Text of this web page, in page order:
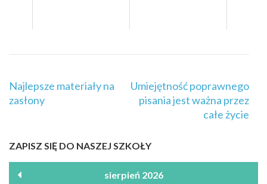
Nawigacja
wpisu
Najlepsze materiały na
zasłony
Umiejętność poprawnego
pisania jest ważna przez
całe życie
ZAPISZ SIĘ DO NASZEJ SZKOŁY
sierpień 2026